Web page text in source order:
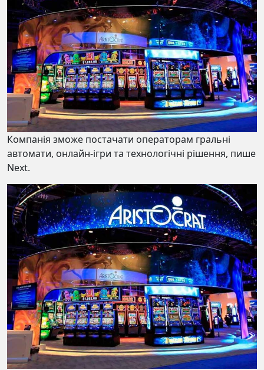
Компанія зможе постачати операторам гральні
автомати, онлайн-ігри та технологічні рішення, пише
Next.